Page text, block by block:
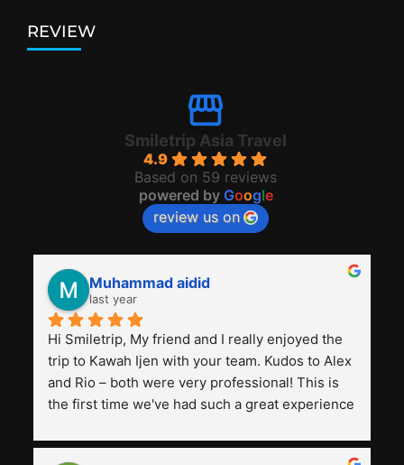
REVIEW
Smiletrip Asia Travel
4.9
Based on 59 reviews
powered by Google
review us on
Muhammad aidid
last year
Hi Smiletrip, My friend and I really enjoyed the
trip to Kawah Ijen with your team. Kudos to Alex
and Rio – both were very professional! This is
the first time we've had such a great experience
previous ones we've used.